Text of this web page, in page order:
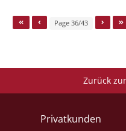
Page 36/43
Zurück
Privatkunden